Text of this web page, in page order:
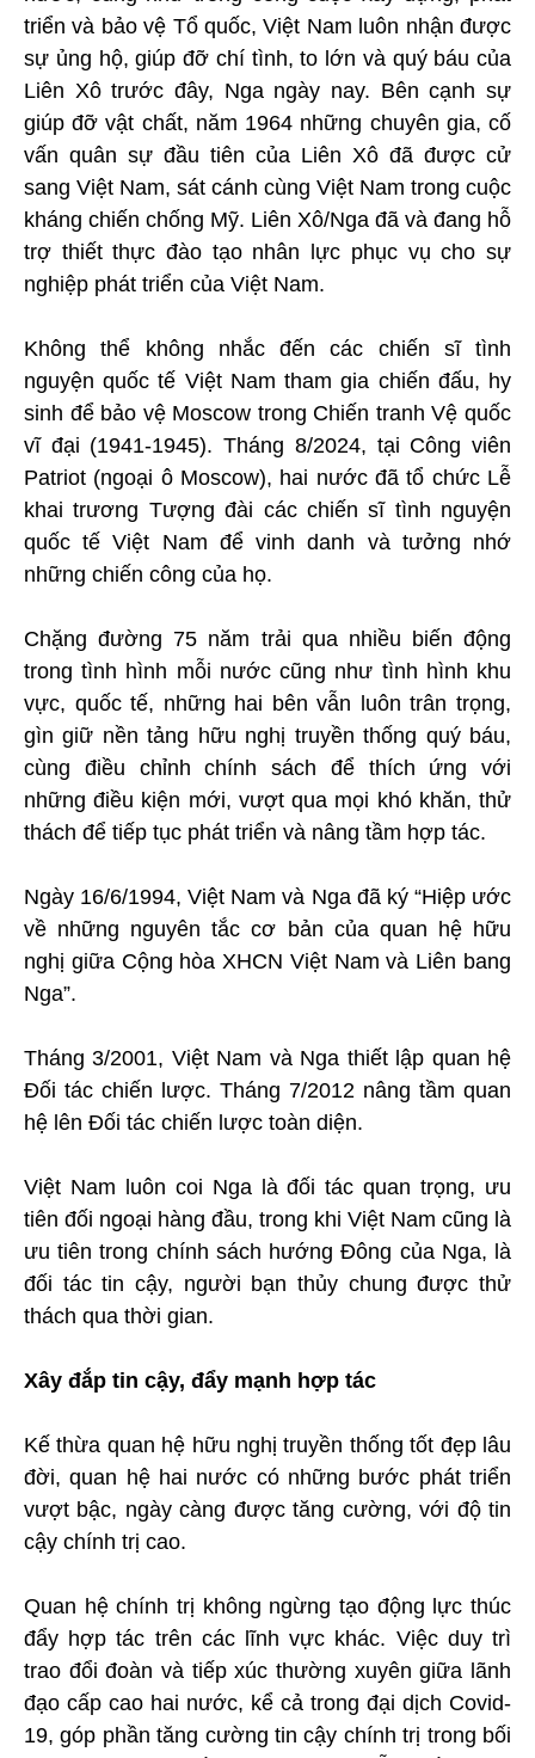
triển và bảo vệ Tổ quốc, Việt Nam luôn nhận được
sự ủng hộ, giúp đỡ chí tình, to lớn và quý báu của
Liên Xô trước đây, Nga ngày nay. Bên cạnh sự
giúp đỡ vật chất, năm 1964 những chuyên gia, cố
vấn quân sự đầu tiên của Liên Xô đã được cử
sang Việt Nam, sát cánh cùng Việt Nam trong cuộc
kháng chiến chống Mỹ. Liên Xô/Nga đã và đang hỗ
trợ thiết thực đào tạo nhân lực phục vụ cho sự
nghiệp phát triển của Việt Nam.
Không thể không nhắc đến các chiến sĩ tình
nguyện quốc tế Việt Nam tham gia chiến đấu, hy
sinh để bảo vệ Moscow trong Chiến tranh Vệ quốc
vĩ đại (1941-1945). Tháng 8/2024, tại Công viên
Patriot (ngoại ô Moscow), hai nước đã tổ chức Lễ
khai trương Tượng đài các chiến sĩ tình nguyện
quốc tế Việt Nam để vinh danh và tưởng nhớ
những chiến công của họ.
Chặng đường 75 năm trải qua nhiều biến động
trong tình hình mỗi nước cũng như tình hình khu
vực, quốc tế, những hai bên vẫn luôn trân trọng,
gìn giữ nền tảng hữu nghị truyền thống quý báu,
cùng điều chỉnh chính sách để thích ứng với
những điều kiện mới, vượt qua mọi khó khăn, thử
thách để tiếp tục phát triển và nâng tầm hợp tác.
Ngày 16/6/1994, Việt Nam và Nga đã ký “Hiệp ước
về những nguyên tắc cơ bản của quan hệ hữu
nghị giữa Cộng hòa XHCN Việt Nam và Liên bang
Nga”.
Tháng 3/2001, Việt Nam và Nga thiết lập quan hệ
Đối tác chiến lược. Tháng 7/2012 nâng tầm quan
hệ lên Đối tác chiến lược toàn diện.
Việt Nam luôn coi Nga là đối tác quan trọng, ưu
tiên đối ngoại hàng đầu, trong khi Việt Nam cũng là
ưu tiên trong chính sách hướng Đông của Nga, là
đối tác tin cậy, người bạn thủy chung được thử
thách qua thời gian.
Xây đắp tin cậy, đẩy mạnh hợp tác
Kế thừa quan hệ hữu nghị truyền thống tốt đẹp lâu
đời, quan hệ hai nước có những bước phát triển
vượt bậc, ngày càng được tăng cường, với độ tin
cậy chính trị cao.
Quan hệ chính trị không ngừng tạo động lực thúc
đẩy hợp tác trên các lĩnh vực khác. Việc duy trì
trao đổi đoàn và tiếp xúc thường xuyên giữa lãnh
đạo cấp cao hai nước, kể cả trong đại dịch Covid-
19, góp phần tăng cường tin cậy chính trị trong bối